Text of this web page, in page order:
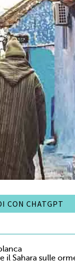
CON CHATGPT
Sahara sulle